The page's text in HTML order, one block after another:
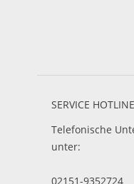
SERVICE HOTLINE
Telefonische
unter:
02151-9352724